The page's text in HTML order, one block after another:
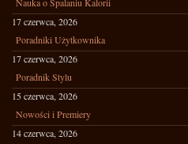
17 czerwca, 2026
Poradniki Użytkownika
17 czerwca, 2026
Poradnik Stylu
15 czerwca, 2026
Nowości i Premiery
14 czerwca, 2026